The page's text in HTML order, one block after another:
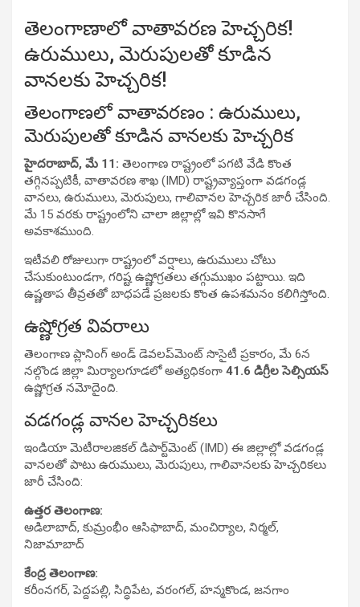
తెలంగాణాలో వాతావరణ హెచ్చరిక!
ఉరుములు, మెరుపులతో కూడిన
వానలకు హెచ్చరిక!
తెలంగాణలో వాతావరణం : ఉరుములు,
మెరుపులతో కూడిన వానలకు హెచ్చరిక
హైదరాబాద్, మే 11: తెలంగాణ రాష్ట్రంలో పగటి వేడి కొంత
తగ్గినప్పటికీ, వాతావరణ శాఖ (IMD) రాష్ట్రవ్యాప్తంగా వడగండ్ల
వానలు, ఉరుములు, మెరుపులు, గాలివానల హెచ్చరిక జారీ చేసింది.
మే 15 వరకు రాష్ట్రంలోని చాలా జిల్లాల్లో ఇవి కొనసాగే
అవకాశముంది.
ఇటీవలి రోజులుగా రాష్ట్రంలో వర్షాలు, ఉరుములు చోటు
చేసుకుంటుండగా, గరిష్ట ఉష్ణోగ్రతలు తగ్గుముఖం పట్టాయి. ఇది
ఉష్ణతాప తీవ్రతతో బాధపడే ప్రజలకు కొంత ఉపశమనం కలిగిస్తోంది.
ఉష్ణోగ్రత వివరాలు
తెలంగాణ ప్లానింగ్ అండ్ డెవలప్‌మెంట్ సొసైటీ ప్రకారం, మే 6న
నల్గొండ జిల్లా మిర్యాలగూడలో అత్యధికంగా 41.6 డిగ్రీల సెల్సియస్
ఉష్ణోగ్రత నమోదైంది.
వడగండ్ల వానల హెచ్చరికలు
ఇండియా మెటీరాలజికల్ డిపార్ట్‌మెంట్ (IMD) ఈ జిల్లాల్లో వడగండ్ల
వానలతో పాటు ఉరుములు, మెరుపులు, గాలివానలకు హెచ్చరికలు
జారీ చేసింది:
ఉత్తర తెలంగాణ:
అడిలాబాద్, కుమ్రంభీం ఆసిఫాబాద్, మంచిర్యాల, నిర్మల్,
నిజామాబాద్
కేంద్ర తెలంగాణ:
కరీంనగర్, పెద్దపల్లి, సిద్ధిపేట, వరంగల్, హన్మకొండ, జనగాం